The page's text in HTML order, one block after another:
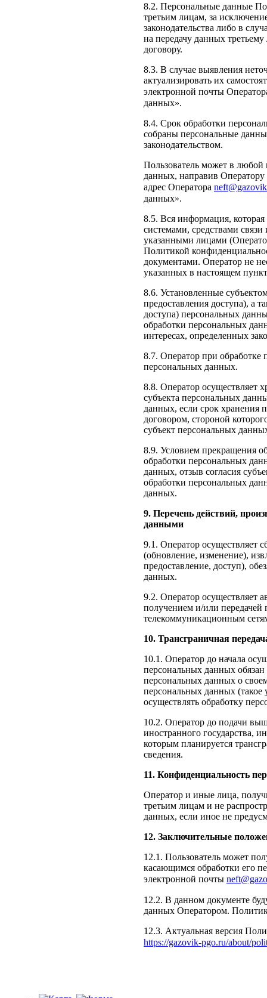
8.2. Персональные данные
третьим лицам, за
законодательства либо в
на передачу данных
договору.
8.3. В случае выявления
актуализировать их
электронной почты
данных».
8.4. Срок обработки
собраны персональные
законодательством.
Пользователь может в любой
данных, направив
адрес Оператора
данных».
8.5. Вся информация,
системами, средствами
указанными лицами
Политикой
документами. Оператор не
указанных в настоящем
8.6. Установленные
предоставления доступа), а
доступа) персональных
обработки персональных
интересах, определенных
8.7. Оператор при обработке
персональных данных.
8.8. Оператор осуществляет
субъекта персональных
данных, если срок хранения
договором, стороной
субъект персональных
8.9. Условием прекращения
обработки персональных
данных, отзыв согласия
обработки персональных
данных.
9. Перечень действий,
данными
9.1. Оператор осуществляет
(обновление, изменение),
предоставление, доступ),
данных.
9.2. Оператор осуществляет
получением и/или
телекоммуникационным
10. Трансграничная
10.1. Оператор до начала
персональных данных
персональных данных о
персональных данных (такое
осуществлять обработку
10.2. Оператор до подачи
иностранного государства,
которым планируется
сведения.
11. Конфиденциальность
Оператор и иные лица,
третьим лицам и не
данных, если иное не
12. Заключительные
12.1. Пользователь может
касающимся обработки его
электронной почты
12.2. В данном документе
данных Оператором.
12.3. Актуальная версия
https://gazovik-pgo.ru/about/